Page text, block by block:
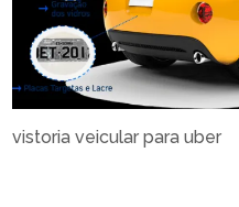
vistoria veicular para uber